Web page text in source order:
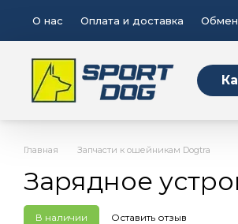
О нас Оплата и доставка Обмен
Главная Запчасти к ошейникам Dogtra
Зарядное
В наличии Оставить отзыв